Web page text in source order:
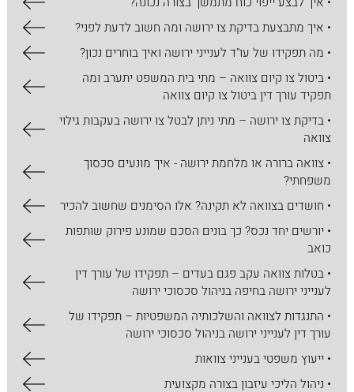
• איך מתבצעת בדיקת צו ירושה ומה חשוב לדעת לפני?
• מה תפקידו של עו"ד לענייני ירושה ואיך בוחרים נכון?
• ביטול צו קיום צוואה – מתי בית המשפט יתערב ומה
תפקיד עורך דין ביטול צו קיום צוואה
• בדיקת צו ירושה – מתי ניתן לבטל צו ירושה בעקבות גילוי
צוואה
• צוואה ברורה או מלחמת ירושה - איך מונעים סכסוך
משפחתי?
• חושדים בצוואה לא תקינה? אלו הסימנים שחשוב להכיר
• יורשים יחד נכס? כך בונים הסכם שמונע פירוק שותפות
כואב
• בטלות צוואה עקב פגם בעדים – תפקידו של עורך דין
לענייני ירושה בחיפה בניהול סכסוכי ירושה
• התנגדות לצוואה והשלכותיה המשפטיות – תפקידו של
עורך דין לענייני ירושה בניהול סכסוכי ירושה
• ייעוץ משפטי בענייני צוואות
• ניהול הליכי עיזבון בצורה מקצועית